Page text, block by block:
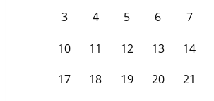
3 4 5 6 7
10 11 12 13 14
17 18 19 20 21